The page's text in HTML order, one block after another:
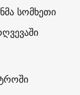
სომხეთი